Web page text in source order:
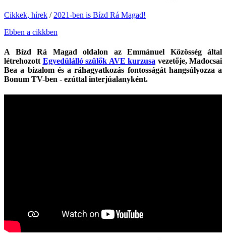
Cikkek, hírek / 2021-ben is Bízd Rá Magad!
Ebben a cikkben
A Bízd Rá Magad oldalon az Emmánuel Közösség által
létrehozott Egyedülálló szülők AVE kurzusa vezetője, Madocsai
Bea a bizalom és a ráhagyatkozás fontosságát hangsúlyozza a
Bonum TV-ben - ezúttal interjúalanyként.